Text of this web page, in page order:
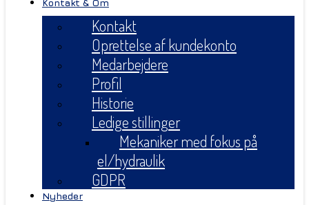
Kontakt & Om
Kontakt
Oprettelse af kundekonto
Medarbejdere
Profil
Historie
Ledige stillinger
Mekaniker med fokus på
el/hydraulik
GDPR
Nyheder